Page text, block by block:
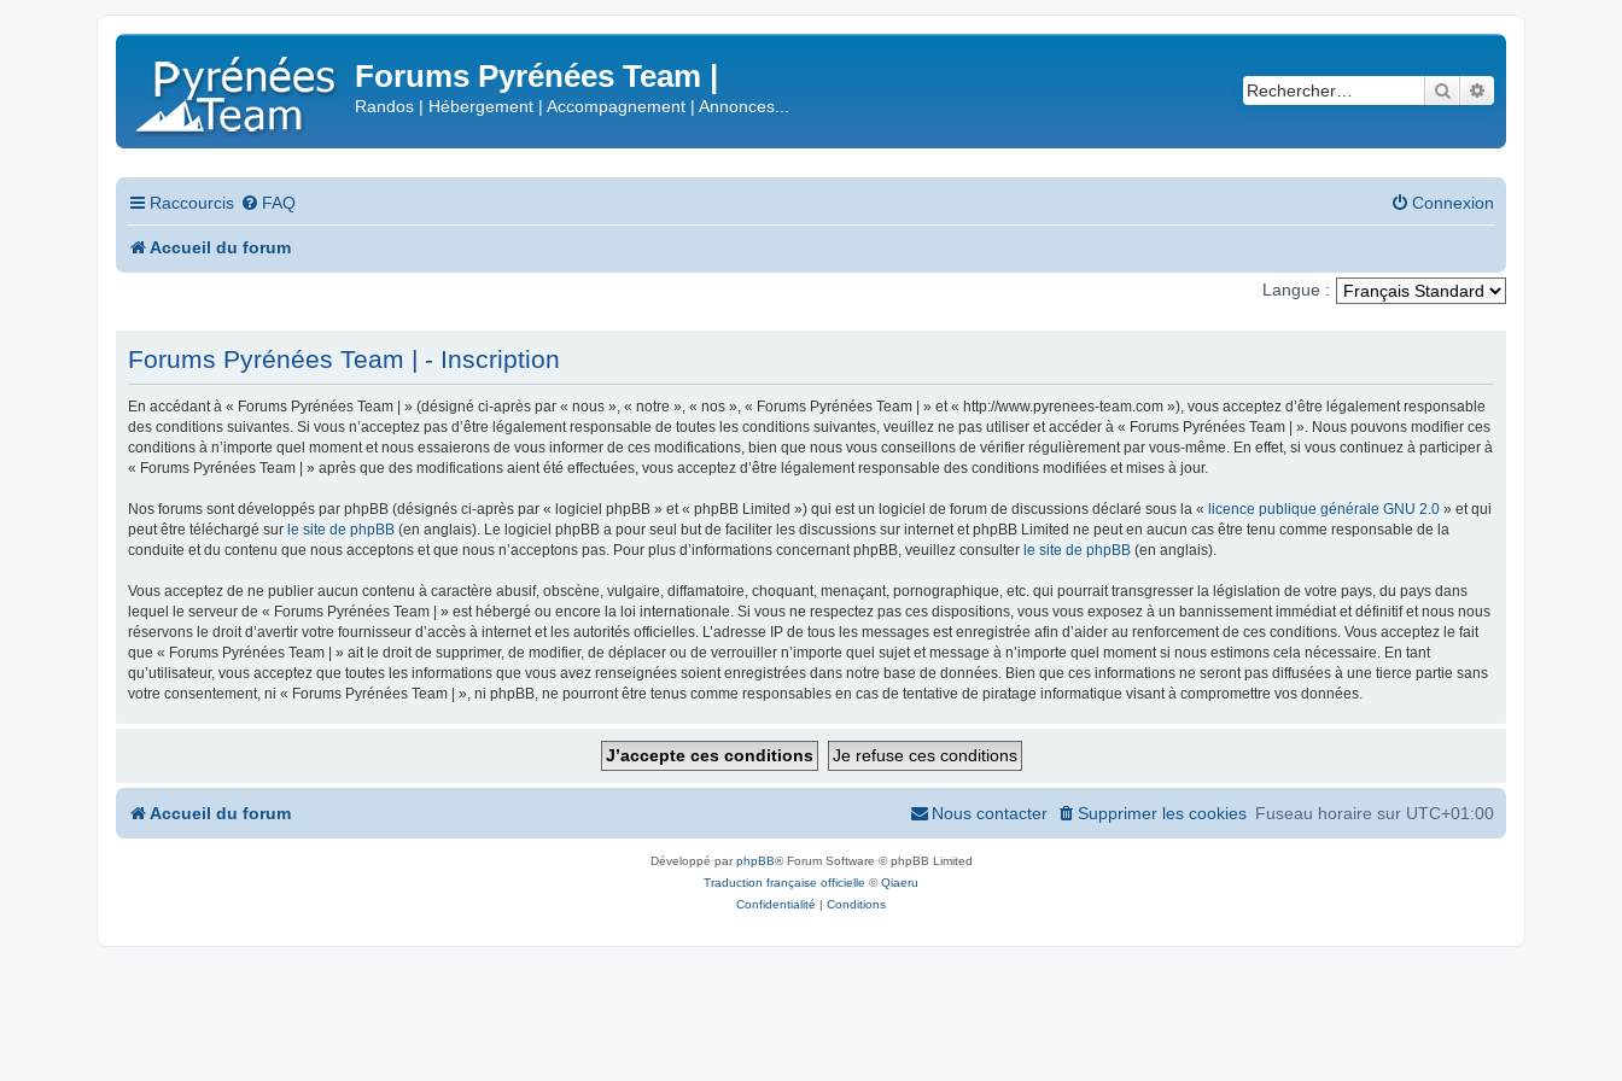
Forums Pyrénées Team |
Randos | Hébergement | Accompagnement | Annonces...
Rechercher
Raccourcis FAQ Connexion
Accueil du forum
Langue :
Forums Pyrénées Team | - Inscription
En accédant à « Forums Pyrénées Team | » (désigné ci-après par « nous », « notre », « nos », « Forums Pyrénées Team | » et « http://www.pyrenees-team.com »), vous acceptez d’être légalement responsable
des conditions suivantes. Si vous n’acceptez pas d’être légalement responsable de toutes les conditions suivantes, veuillez ne pas utiliser et accéder à « Forums Pyrénées Team | ». Nous pouvons modifier ces
conditions à n’importe quel moment et nous essaierons de vous informer de ces modifications, bien que nous vous conseillons de vérifier régulièrement par vous-même. En effet, si vous continuez à participer à
« Forums Pyrénées Team | » après que des modifications aient été effectuées, vous acceptez d’être légalement responsable des conditions modifiées et mises à jour.
Nos forums sont développés par phpBB (désignés ci-après par « logiciel phpBB » et « phpBB Limited ») qui est un logiciel de forum de discussions déclaré sous la « licence publique générale GNU 2.0 » et qui
peut être téléchargé sur le site de phpBB (en anglais). Le logiciel phpBB a pour seul but de faciliter les discussions sur internet et phpBB Limited ne peut en aucun cas être tenu comme responsable de la
conduite et du contenu que nous acceptons et que nous n’acceptons pas. Pour plus d’informations concernant phpBB, veuillez consulter le site de phpBB (en anglais).
Vous acceptez de ne publier aucun contenu à caractère abusif, obscène, vulgaire, diffamatoire, choquant, menaçant, pornographique, etc. qui pourrait transgresser la législation de votre pays, du pays dans
lequel le serveur de « Forums Pyrénées Team | » est hébergé ou encore la loi internationale. Si vous ne respectez pas ces dispositions, vous vous exposez à un bannissement immédiat et définitif et nous nous
réservons le droit d’avertir votre fournisseur d’accès à internet et les autorités officielles. L’adresse IP de tous les messages est enregistrée afin d’aider au renforcement de ces conditions. Vous acceptez le fait
que « Forums Pyrénées Team | » ait le droit de supprimer, de modifier, de déplacer ou de verrouiller n’importe quel sujet et message à n’importe quel moment si nous estimons cela nécessaire. En tant
qu’utilisateur, vous acceptez que toutes les informations que vous avez renseignées soient enregistrées dans notre base de données. Bien que ces informations ne seront pas diffusées à une tierce partie sans
votre consentement, ni « Forums Pyrénées Team | », ni phpBB, ne pourront être tenus comme responsables en cas de tentative de piratage informatique visant à compromettre vos données.
Accueil du forum Fuseau horaire sur UTC+01:00
Supprimer les cookies
Nous contacter
Développé parphpBB® Forum Software © phpBB Limited
Traduction française officielle ©Qiaeru
Confidentialité | Conditions